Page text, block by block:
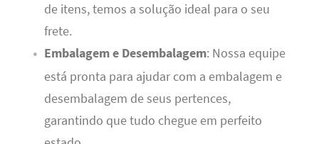
de itens, temos a solução ideal para o seu
frete.
Embalagem e Desembalagem: Nossa equipe
está pronta para ajudar com a embalagem e
desembalagem de seus pertences,
garantindo que tudo chegue em perfeito